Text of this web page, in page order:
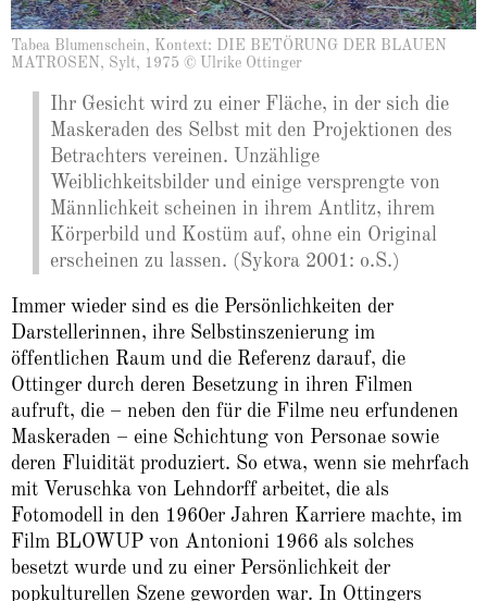
Tabea Blumenschein, Kontext: DIE BETÖRUNG DER BLAUEN
MATROSEN, Sylt, 1975 © Ulrike Ottinger
Ihr Gesicht wird zu einer Fläche, in der sich die
Maskeraden des Selbst mit den Projektionen des
Betrachters vereinen. Unzählige
Weiblichkeitsbilder und einige versprengte von
Männlichkeit scheinen in ihrem Antlitz, ihrem
Körperbild und Kostüm auf, ohne ein Original
erscheinen zu lassen. (Sykora 2001: o.S.)
Immer wieder sind es die Persönlichkeiten der
Darstellerinnen, ihre Selbstinszenierung im
öffentlichen Raum und die Referenz darauf, die
Ottinger durch deren Besetzung in ihren Filmen
aufruft, die – neben den für die Filme neu erfundenen
Maskeraden – eine Schichtung von Personae sowie
deren Fluidität produziert. So etwa, wenn sie mehrfach
mit Veruschka von Lehndorff arbeitet, die als
Fotomodell in den 1960er Jahren Karriere machte, im
Film BLOWUP von Antonioni 1966 als solches
besetzt wurde und zu einer Persönlichkeit der
popkulturellen Szene geworden war. In Ottingers